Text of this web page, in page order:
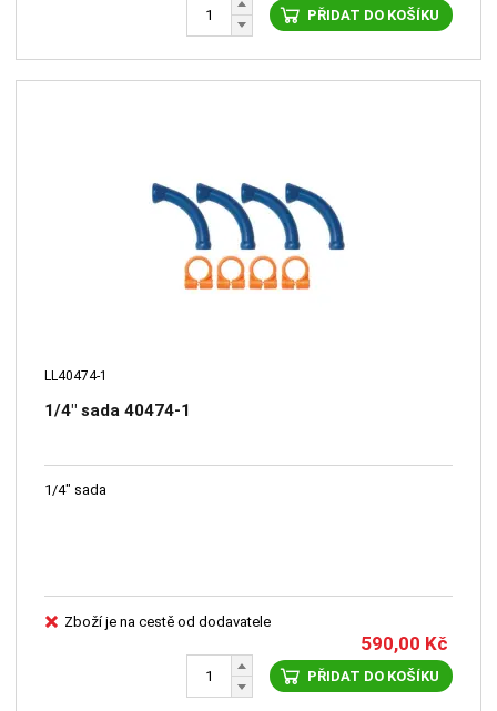
PŘIDAT DO KOŠÍKU
LL40474-1
1/4" sada 40474-1
1/4" sada
Zboží je na cestě od dodavatele
590,00 Kč
PŘIDAT DO KOŠÍKU